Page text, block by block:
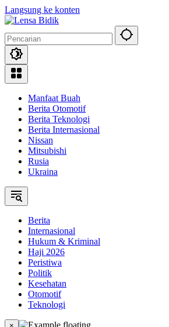
Langsung ke konten
Manfaat Buah
Berita Otomotif
Berita Teknologi
Berita Internasional
Nissan
Mitsubishi
Rusia
Ukraina
Berita
Internasional
Hukum & Kriminal
Haji 2026
Peristiwa
Politik
Kesehatan
Otomotif
Teknologi